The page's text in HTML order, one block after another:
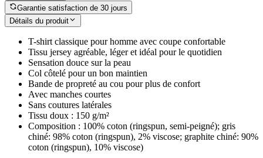
Garantie satisfaction de 30 jours
Détails du produit
T-shirt classique pour homme avec coupe confortable
Tissu jersey agréable, léger et idéal pour le quotidien
Sensation douce sur la peau
Col côtelé pour un bon maintien
Bande de propreté au cou pour plus de confort
Avec manches courtes
Sans coutures latérales
Tissu doux : 150 g/m²
Composition : 100% coton (ringspun, semi-peigné); gris
chiné: 98% coton (ringspun), 2% viscose; graphite chiné: 90%
coton (ringspun), 10% viscose)